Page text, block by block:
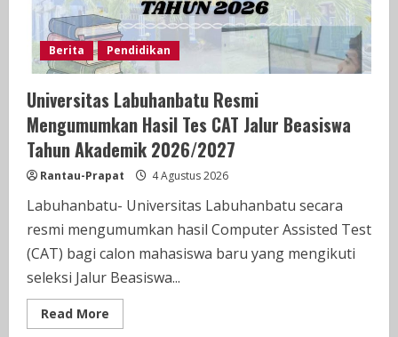
Berita Pendidikan
Universitas Labuhanbatu Resmi
Mengumumkan Hasil Tes CAT Jalur Beasiswa
Tahun Akademik 2026/2027
Rantau-Prapat 4 Agustus 2026
Labuhanbatu- Universitas Labuhanbatu secara
resmi mengumumkan hasil Computer Assisted Test
(CAT) bagi calon mahasiswa baru yang mengikuti
seleksi Jalur Beasiswa...
Read More
more